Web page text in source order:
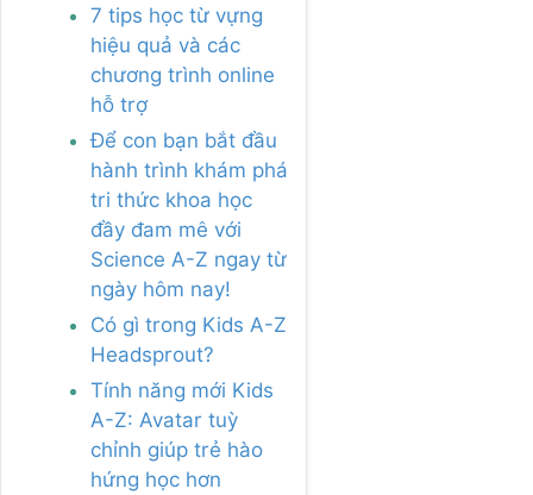
7 tips học từ vựng
hiệu quả và các
chương trình online
hỗ trợ
Để con bạn bắt đầu
hành trình khám phá
tri thức khoa học
đầy đam mê với
Science A-Z ngay từ
ngày hôm nay!
Có gì trong Kids A-Z
Headsprout?
Tính năng mới Kids
A-Z: Avatar tuỳ
chỉnh giúp trẻ hào
hứng học hơn